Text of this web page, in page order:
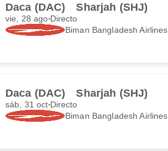
Daca (DAC) Sharjah (SHJ)
vie, 28 ago Directo
Biman Bangladesh Airlines
Daca (DAC) Sharjah (SHJ)
sáb, 31 oct Directo
Biman Bangladesh Airlines